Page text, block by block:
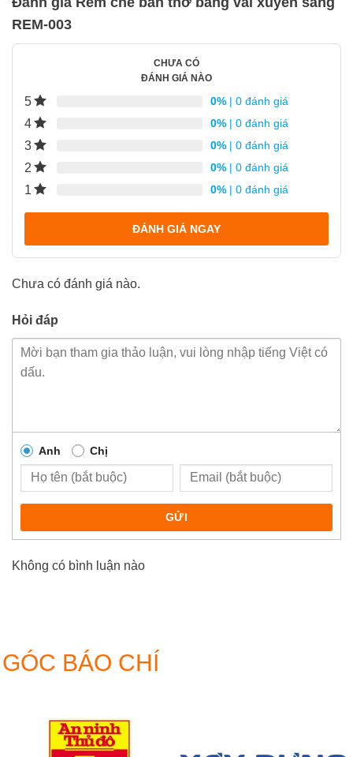
REM-003
CHƯA CÓ
ĐÁNH GIÁ NÀO
5 0% | 0 đánh giá
4 0% | 0 đánh giá
3 0% | 0 đánh giá
2 0% | 0 đánh giá
1 0% | 0 đánh giá
ĐÁNH GIÁ NGAY
Chưa có đánh giá nào.
Hỏi đáp
Anh Chị
GỬI
Không có bình luận nào
GÓC BÁO CHÍ